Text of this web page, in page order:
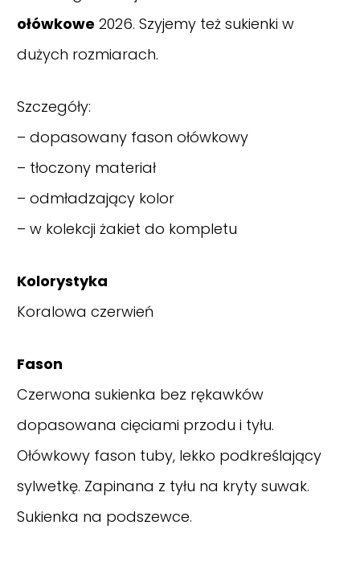
ołówkowe 2026. Szyjemy też sukienki w
dużych rozmiarach.
Szczegóły:
– dopasowany fason ołówkowy
– tłoczony materiał
– odmładzający kolor
– w kolekcji żakiet do kompletu
Kolorystyka
Koralowa czerwień
Fason
Czerwona sukienka bez rękawków
dopasowana cięciami przodu i tyłu.
Ołówkowy fason tuby, lekko podkreślający
sylwetkę. Zapinana z tyłu na kryty suwak.
Sukienka na podszewce.